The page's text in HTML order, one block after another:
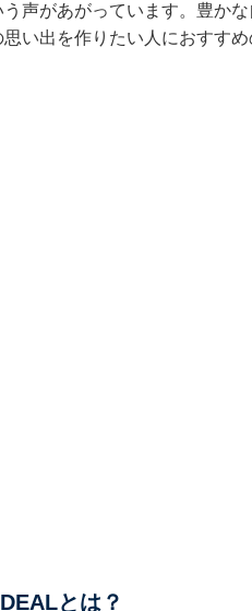
声があがっています。豊か
い出を作りたい人におすすめ
とは？